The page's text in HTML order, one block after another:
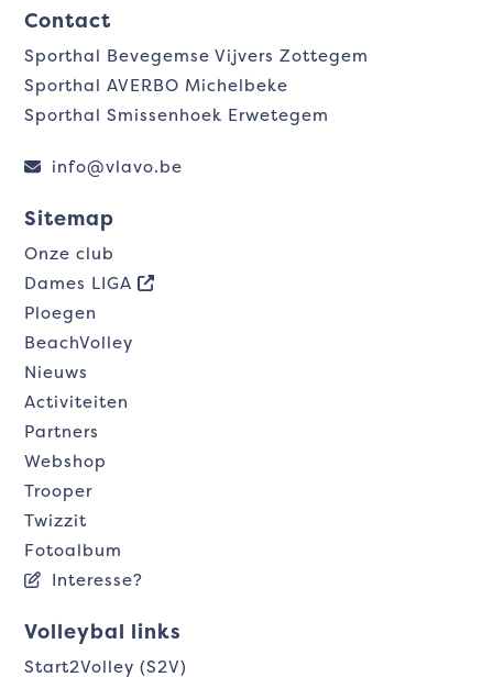
Contact
Sporthal Bevegemse Vijvers Zottegem
Sporthal AVERBO Michelbeke
Sporthal Smissenhoek Erwetegem
info@vlavo.be
Sitemap
Onze club
Dames LIGA
Ploegen
BeachVolley
Nieuws
Activiteiten
Partners
Webshop
Trooper
Twizzit
Fotoalbum
Interesse?
Volleybal links
Start2Volley (S2V)